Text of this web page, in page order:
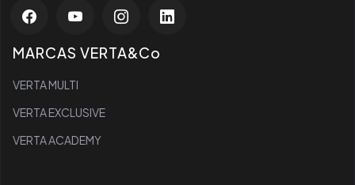
MARCAS VERTA&Co
VERTA MULTI
VERTA EXCLUSIVE
VERTA ACADEMY